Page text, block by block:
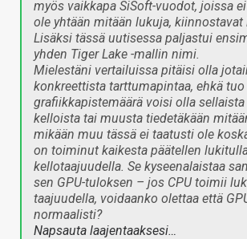
myös vaikkapa SiSoft-vuodot, joissa
ole yhtään mitään lukuja, kiinnostavat
Lisäksi tässä uutisessa paljastui
yhden Tiger Lake -mallin nimi.
Mielestäni vertailuissa pitäisi olla
konkreettista tarttumapintaa, ehkä tuo
grafiikkapistemäärä voisi olla sellaista
kelloista tai muusta tiedetäkään
mikään muu tässä ei taatusti ole
on toiminut kaikesta päätellen
kellotaajuudella. Se kyseenalaistaa
sen GPU-tuloksen – jos CPU toimii
taajuudella, voidaanko olettaa että
normaalisti?
Napsauta laajentaaksesi…